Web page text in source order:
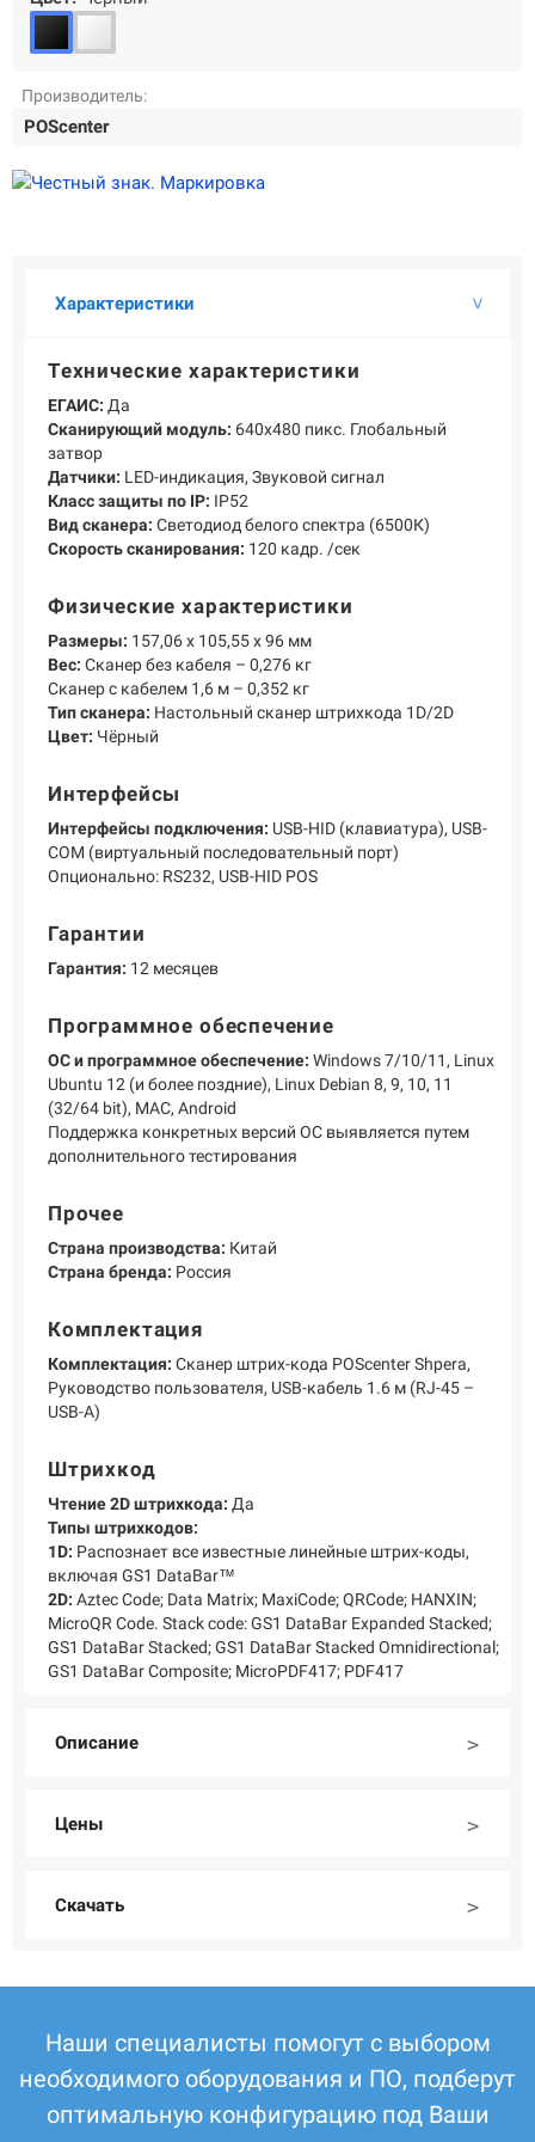
О КОМПАНИИ
Подробнее о компании «POScenter» - одном из лидеров в сфере
КОНТАКТЫ
технической составляющей ассортимента «POScenter».
+7 (495) 518-94-41 info@poscenter.ru
Производитель:
POScenter
Характеристики
Технические характеристики
ЕГАИС: Да
Сканирующий модуль: 640x480 пикс. Глобальный
затвор
Датчики: LED-индикация, Звуковой сигнал
Класс защиты по IP: IP52
Вид сканера: Светодиод белого спектра (6500К)
Скорость сканирования: 120 кадр. /сек
Физические характеристики
Размеры: 157,06 х 105,55 х 96 мм
Вес: Сканер без кабеля – 0,276 кг
Сканер с кабелем 1,6 м – 0,352 кг
Тип сканера: Настольный сканер штрихкода 1D/2D
Цвет: Чёрный
Интерфейсы
Интерфейсы подключения: USB-HID (клавиатура), USB-
COM (виртуальный последовательный порт)
Опционально: RS232, USB-HID POS
Гарантии
Гарантия: 12 месяцев
Программное обеспечение
ОС и программное обеспечение: Windows 7/10/11, Linux
Ubuntu 12 (и более поздние), Linux Debian 8, 9, 10, 11
(32/64 bit), MAC, Android
Поддержка конкретных версий ОС выявляется путем
дополнительного тестирования
Прочее
Страна производства: Китай
Страна бренда: Россия
Комплектация
Комплектация: Сканер штрих-кода POScenter Shpera,
Руководство пользователя, USB-кабель 1.6 м (RJ-45 –
USB-A)
Штрихкод
Чтение 2D штрихкода: Да
Типы штрихкодов:
1D: Распознает все известные линейные штрих-коды,
включая GS1 DataBar™
2D: Aztec Code; Data Matrix; MaxiCode; QRCode; HANXIN;
MicroQR Code. Stack code: GS1 DataBar Expanded Stacked;
GS1 DataBar Stacked; GS1 DataBar Stacked Omnidirectional;
GS1 DataBar Composite; MicroPDF417; PDF417
Описание
Цены
Скачать
Наши специалисты помогут с выбором
необходимого оборудования и ПО, подберут
оптимальную конфигурацию под Ваши